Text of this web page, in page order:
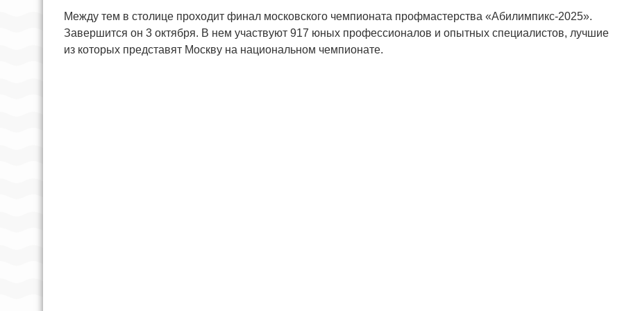
Между тем в столице проходит финал московского чемпионата профмастерства «Абилимпикс-2025».
Завершится он 3 октября. В нем участвуют 917 юных профессионалов и опытных специалистов, лучшие
из которых представят Москву на национальном чемпионате.